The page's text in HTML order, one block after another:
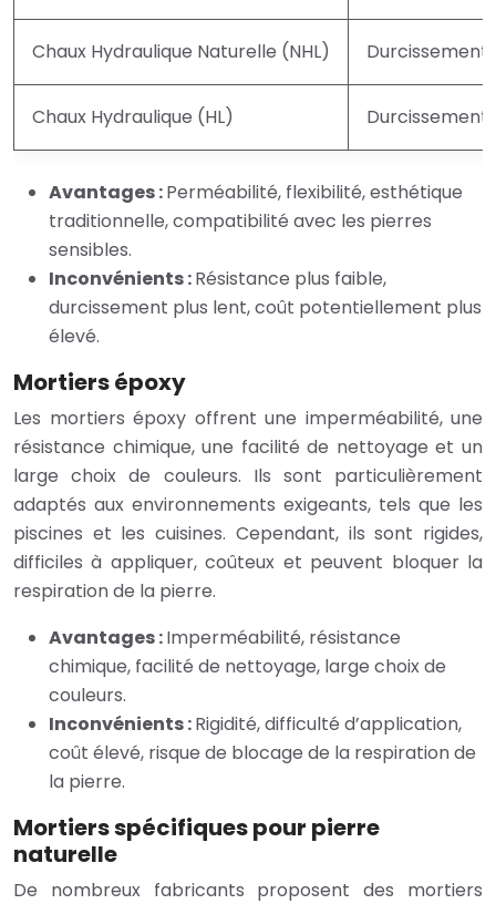
Chaux Hydraulique Naturelle (NHL) Durcissement
Chaux Hydraulique (HL) Durcissement
Avantages :Perméabilité, flexibilité, esthétique
traditionnelle, compatibilité avec les pierres
sensibles.
Inconvénients :Résistance plus faible,
durcissement plus lent, coût potentiellement plus
élevé.
Mortiers époxy
Les mortiers époxy offrent une imperméabilité, une
résistance chimique, une facilité de nettoyage et un
large choix de couleurs. Ils sont particulièrement
adaptés aux environnements exigeants, tels que les
piscines et les cuisines. Cependant, ils sont rigides,
difficiles à appliquer, coûteux et peuvent bloquer la
respiration de la pierre.
Avantages :Imperméabilité, résistance
chimique, facilité de nettoyage, large choix de
couleurs.
Inconvénients :Rigidité, difficulté d’application,
coût élevé, risque de blocage de la respiration de
la pierre.
Mortiers spécifiques pour pierre
naturelle
De nombreux fabricants proposent des mortiers